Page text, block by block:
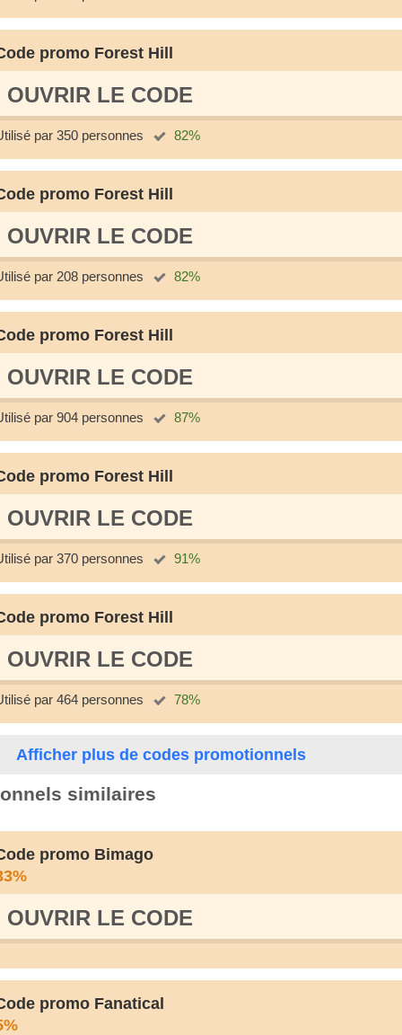
promo Forest Hill
OUVRIR LE СODE
par 350 personnes 82%
promo Forest Hill
OUVRIR LE СODE
par 208 personnes 82%
promo Forest Hill
OUVRIR LE СODE
par 904 personnes 87%
promo Forest Hill
OUVRIR LE СODE
par 370 personnes 91%
promo Forest Hill
OUVRIR LE СODE
par 464 personnes 78%
Afficher plus de codes promotionnels
similaires
promo Bimago
OUVRIR LE СODE
promo Fanatical